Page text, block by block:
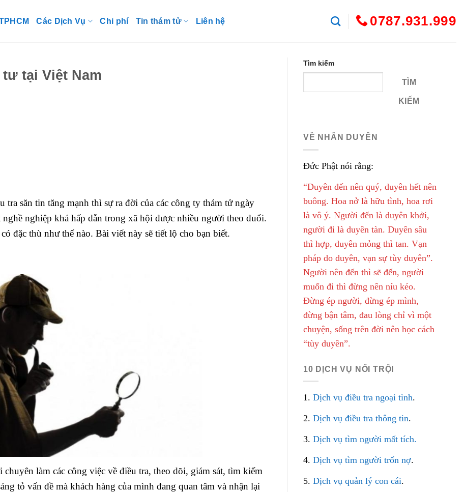
Các Dịch Vụ Chi phí Tin thám tử Liên hệ 0787.931.999
tại Việt Nam
săn tin tăng mạnh thì sự ra đời của các công ty thám tử ngày
nghiệp khá hấp dẫn trong xã hội được nhiều người theo đuổi.
có đặc thù như thế nào. Bài viết này sẽ tiết lộ cho bạn biết.
làm các công việc về điều tra, theo dõi, giám sát, tìm kiếm
tỏ vấn đề mà khách hàng của mình đang quan tâm và nhận lại
Tìm kiếm
TÌM
KIẾM
VỀ NHÂN DUYÊN
Đức Phật nói rằng:
“Duyên đến nên quý, duyên hết nên
buông. Hoa nở là hữu tình, hoa rơi
là vô ý. Người đến là duyên khởi,
người đi là duyên tàn. Duyên sâu
thì hợp, duyên mỏng thì tan. Vạn
pháp do duyên, vạn sự tùy duyên”.
Người nên đến thì sẽ đến, người
muốn đi thì đừng nên níu kéo.
Đừng ép người, đừng ép mình,
đừng bận tâm, đau lòng chỉ vì một
chuyện, sống trên đời nên học cách
“tùy duyên”.
10 DỊCH VỤ NỔI TRỘI
1. Dịch vụ điều tra ngoại tình.
2. Dịch vụ điều tra thông tin.
3. Dịch vụ tìm người mất tích.
4. Dịch vụ tìm người trốn nợ.
5. Dịch vụ quản lý con cái.